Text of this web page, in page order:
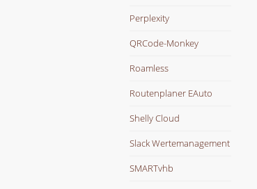
Perplexity
QRCode-Monkey
Roamless
Routenplaner EAuto
Shelly Cloud
Slack Wertemanagement
SMARTvhb